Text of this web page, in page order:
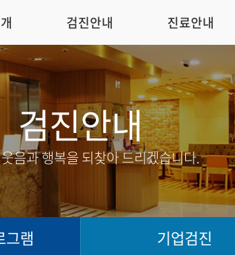
검진안내 진료안내
검진안내
음과 행복을 되찾아 드리겠습니다.
그램 기업검진